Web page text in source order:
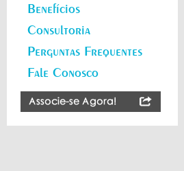
Benefícios
Consultoria
Perguntas Frequentes
Fale Conosco